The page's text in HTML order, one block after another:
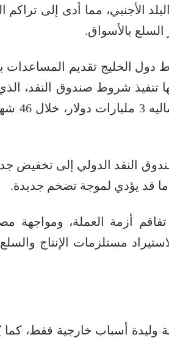
الأجنبي، مما أدى إلى
بالأسواق.
دول الخليج تقديم
تنفيذ شروط صندوق النقد،
النقد الدولي إلى تخفيض
ما قد يؤدي لموجة تضخم جديدة.
تفاقم أزمة العملة،
مستلزمات الإنتاج
وليدة أسباب خارجية فقط،